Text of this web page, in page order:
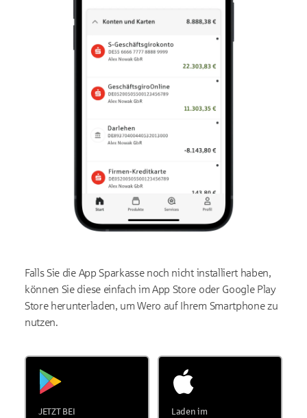
Falls Sie die App Sparkasse noch nicht installiert haben,
können Sie diese einfach im App Store oder Google Play
Store herunterladen, um Wero auf Ihrem Smartphone zu
nutzen.
JETZT BEI Laden im